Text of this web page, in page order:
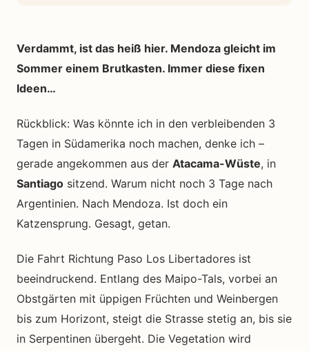
Verdammt, ist das heiß hier. Mendoza gleicht im
Sommer einem Brutkasten. Immer diese fixen
Ideen…
Rückblick: Was könnte ich in den verbleibenden 3
Tagen in Südamerika noch machen, denke ich –
gerade angekommen aus der Atacama-Wüste, in
Santiago sitzend. Warum nicht noch 3 Tage nach
Argentinien. Nach Mendoza. Ist doch ein
Katzensprung. Gesagt, getan.
Die Fahrt Richtung Paso Los Libertadores ist
beeindruckend. Entlang des Maipo-Tals, vorbei an
Obstgärten mit üppigen Früchten und Weinbergen
bis zum Horizont, steigt die Strasse stetig an, bis sie
in Serpentinen übergeht. Die Vegetation wird